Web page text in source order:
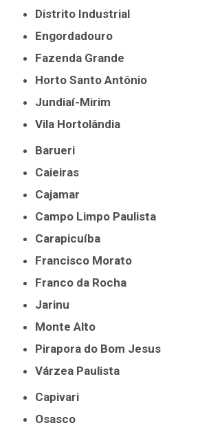
Distrito Industrial
Engordadouro
Fazenda Grande
Horto Santo Antônio
Jundiaí-Mirim
Vila Hortolândia
Barueri
Caieiras
Cajamar
Campo Limpo Paulista
Carapicuíba
Francisco Morato
Franco da Rocha
Jarinu
Monte Alto
Pirapora do Bom Jesus
Várzea Paulista
Capivari
Osasco